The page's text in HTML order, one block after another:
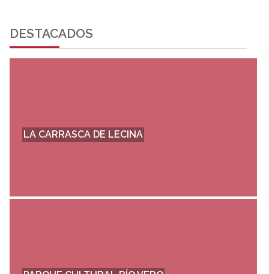
DESTACADOS
LA CARRASCA DE LECINA